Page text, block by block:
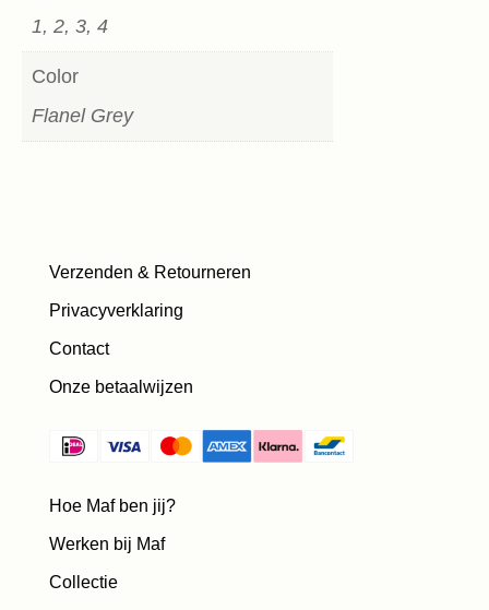
1, 2, 3, 4
Color
Flanel Grey
Verzenden & Retourneren
Privacyverklaring
Contact
Onze betaalwijzen
Hoe Maf ben jij?
Werken bij Maf
Collectie